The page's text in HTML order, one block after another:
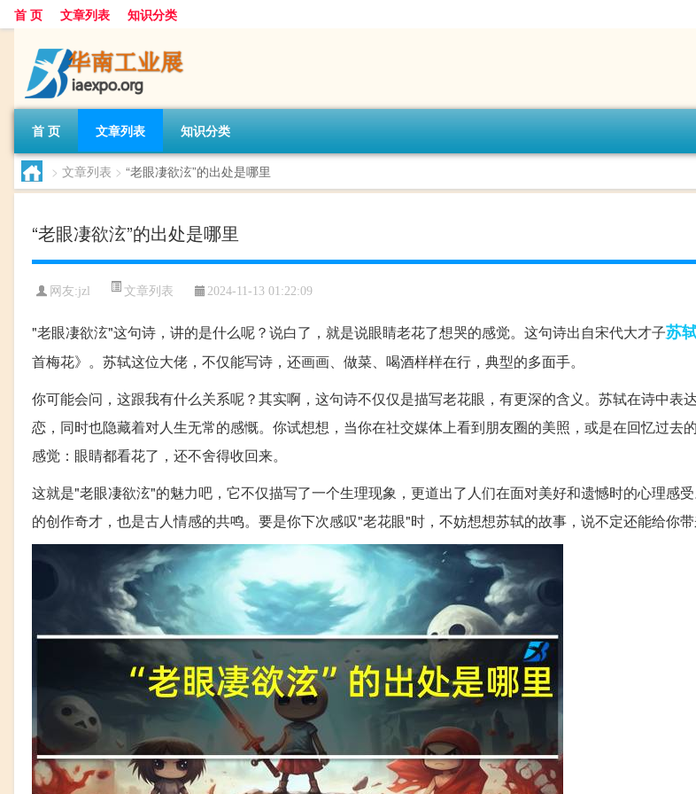
首 页 文章列表 知识分类
首 页 文章列表 知识分类
> 文章列表 > “老眼凄欲泫”的出处是哪里
“老眼凄欲泫”的出处是哪里
网友:jzl 文章列表 2024-11-13 01:22:09
"老眼凄欲泫"这句诗，讲的是什么呢？说白了，就是说眼睛老花了想哭的感觉。这句诗出自宋代大才子苏
首梅花》。苏轼这位大佬，不仅能写诗，还画画、做菜、喝酒样样在行，典型的多面手。
你可能会问，这跟我有什么关系呢？其实啊，这句诗不仅仅是描写老花眼，有更深的含义。苏轼在诗中表
恋，同时也隐藏着对人生无常的感慨。你试想想，当你在社交媒体上看到朋友圈的美照，或是在回忆过去
感觉：眼睛都看花了，还不舍得收回来。
这就是"老眼凄欲泫"的魅力吧，它不仅描写了一个生理现象，更道出了人们在面对美好和遗憾时的心理感
的创作奇才，也是古人情感的共鸣。要是你下次感叹"老花眼"时，不妨想想苏轼的故事，说不定还能给你带